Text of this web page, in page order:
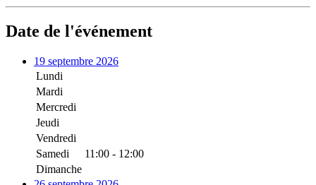
Date de l'événement
19 septembre 2026
Lundi
Mardi
Mercredi
Jeudi
Vendredi
Samedi
11:00 - 12:00
Dimanche